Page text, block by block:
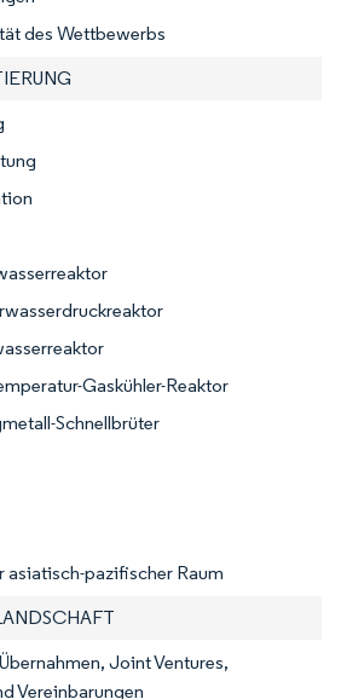
des Wettbewerbs
Gaskühler-Reaktor
Schnellbrüter
asiatisch-pazifischer Raum
Joint Ventures,
Vereinbarungen